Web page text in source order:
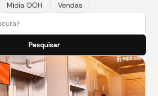
Mídia OOH
Vendas
Pesquisar